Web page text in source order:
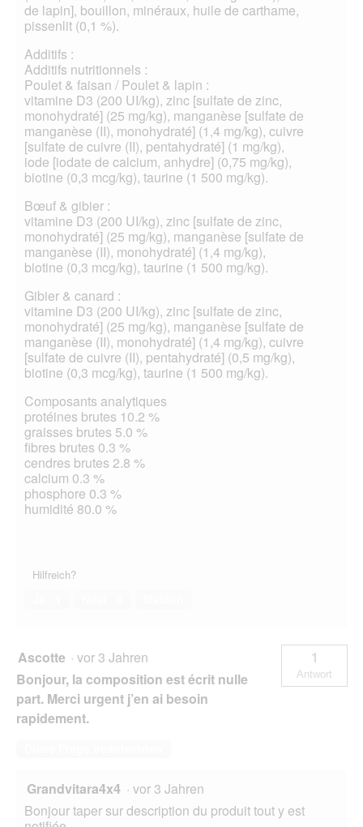
de lapin], bouillon, minéraux, huile de carthame,
pissenlit (0,1 %).
Additifs :
Additifs nutritionnels :
Poulet & faisan / Poulet & lapin :
vitamine D3 (200 UI/kg), zinc [sulfate de zinc,
monohydraté] (25 mg/kg), manganèse [sulfate de
manganèse (II), monohydraté] (1,4 mg/kg), cuivre
[sulfate de cuivre (II), pentahydraté] (1 mg/kg),
iode [iodate de calcium, anhydre] (0,75 mg/kg),
biotine (0,3 mcg/kg), taurine (1 500 mg/kg).
Bœuf & gibier :
vitamine D3 (200 UI/kg), zinc [sulfate de zinc,
monohydraté] (25 mg/kg), manganèse [sulfate de
manganèse (II), monohydraté] (1,4 mg/kg),
biotine (0,3 mcg/kg), taurine (1 500 mg/kg).
Gibier & canard :
vitamine D3 (200 UI/kg), zinc [sulfate de zinc,
monohydraté] (25 mg/kg), manganèse [sulfate de
manganèse (II), monohydraté] (1,4 mg/kg), cuivre
[sulfate de cuivre (II), pentahydraté] (0,5 mg/kg),
biotine (0,3 mcg/kg), taurine (1 500 mg/kg).
Composants analytiques
protéines brutes 10.2 %
graisses brutes 5.0 %
fibres brutes 0.3 %
cendres brutes 2.8 %
calcium 0.3 %
phosphore 0.3 %
humidité 80.0 %
Hilfreich?
Ascotte · vor 3 Jahren
Bonjour, la composition est écrit nulle
part. Merci urgent j’en ai besoin
rapidement.
1
Antwort
Grandvitara4x4 · vor 3 Jahren
Bonjour taper sur description du produit tout y est